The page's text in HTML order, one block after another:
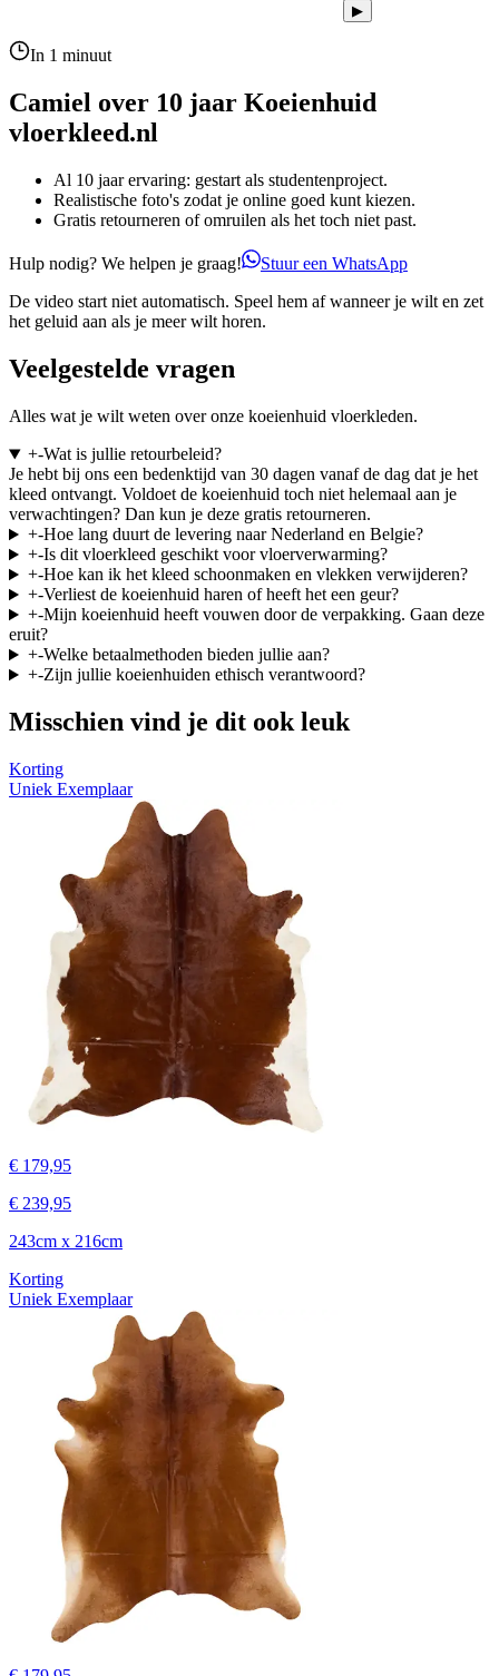
▶
In 1 minuut
Camiel over 10 jaar Koeienhuid
vloerkleed.nl
Al 10 jaar ervaring: gestart als studentenproject.
Realistische foto's zodat je online goed kunt kiezen.
Gratis retourneren of omruilen als het toch niet past.
Hulp nodig? We helpen je graag!
Stuur een WhatsApp
De video start niet automatisch. Speel hem af wanneer je wilt en zet
het geluid aan als je meer wilt horen.
Veelgestelde vragen
Alles wat je wilt weten over onze koeienhuid vloerkleden.
+-Wat is jullie retourbeleid?
Je hebt bij ons een bedenktijd van 30 dagen vanaf de dag dat je het
kleed ontvangt. Voldoet de koeienhuid toch niet helemaal aan je
verwachtingen? Dan kun je deze gratis retourneren.
+-Hoe lang duurt de levering naar Nederland en Belgie?
+-Is dit vloerkleed geschikt voor vloerverwarming?
+-Hoe kan ik het kleed schoonmaken en vlekken verwijderen?
+-Verliest de koeienhuid haren of heeft het een geur?
+-Mijn koeienhuid heeft vouwen door de verpakking. Gaan deze
eruit?
+-Welke betaalmethoden bieden jullie aan?
+-Zijn jullie koeienhuiden ethisch verantwoord?
Misschien vind je dit ook leuk
Korting
Uniek Exemplaar
€ 179,95
€ 239,95
243cm x 216cm
Korting
Uniek Exemplaar